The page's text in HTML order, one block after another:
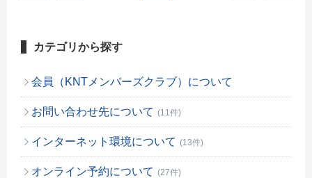
カテゴリから探す
会員（KNTメンバーズクラブ）について
お問い合わせ先について (11件)
インターネット環境について (13件)
オンライン予約について (27件)